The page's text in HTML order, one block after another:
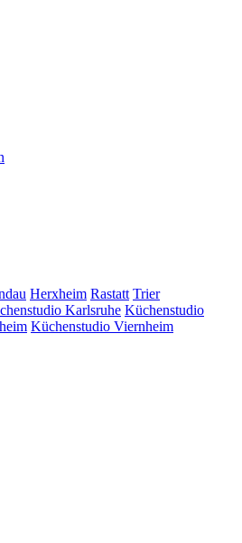
Herxheim Rastatt Trier
Karlsruhe Küchenstudio
Küchenstudio Viernheim